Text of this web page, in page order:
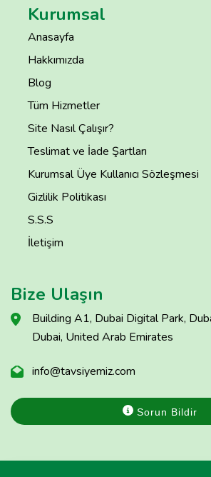
Kurumsal
Anasayfa
Hakkımızda
Blog
Tüm Hizmetler
Site Nasıl Çalışır?
Teslimat ve İade Şartları
Kurumsal Üye Kullanıcı Sözleşmesi
Gizlilik Politikası
S.S.S
İletişim
Bize Ulaşın
Building A1, Dubai Digital Park,
Dubai, United Arab Emirates
info@tavsiyemiz.com
Sorun Bildir